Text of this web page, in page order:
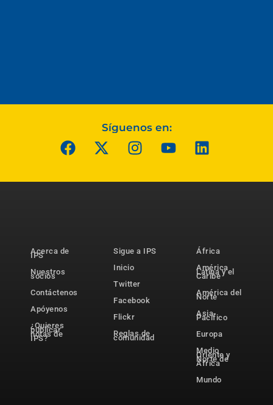
Síguenos en:
Acerca de
IPS
Nuestros
socios
Contáctenos
Apóyenos
¿Quieres
publicar
notas de
IPS?
Sigue a IPS
Inicio
Twitter
Facebook
Flickr
Reglas de
comunidad
África
América
Latina y el
Caribe
América del
Norte
Asia-
Pacífico
Europa
Medio
Oriente y
Norte de
África
Mundo